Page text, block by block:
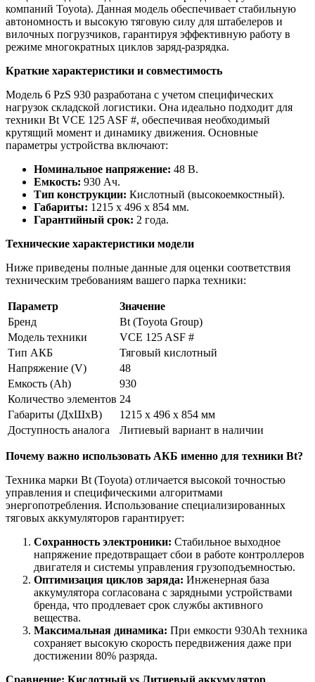
компаний Toyota). Данная модель обеспечивает стабильную
автономность и высокую тяговую силу для штабелеров и
вилочных погрузчиков, гарантируя эффективную работу в
режиме многократных циклов заряд-разрядка.
Краткие характеристики и совместимость
Модель 6 PzS 930 разработана с учетом специфических
нагрузок складской логистики. Она идеально подходит для
техники Bt VCE 125 ASF #, обеспечивая необходимый
крутящий момент и динамику движения. Основные
параметры устройства включают:
Номинальное напряжение: 48 В.
Емкость: 930 Ач.
Тип конструкции: Кислотный (высокоемкостный).
Габариты: 1215 x 496 x 854 мм.
Гарантийный срок: 2 года.
Технические характеристики модели
Ниже приведены полные данные для оценки соответствия
техническим требованиям вашего парка техники:
Параметр
Значение
Бренд
Bt (Toyota Group)
Модель техники
VCE 125 ASF #
Тип АКБ
Тяговый кислотный
Напряжение (V)
48
Емкость (Ah)
930
Количество элементов 24
Габариты (ДхШхВ)
1215 x 496 x 854 мм
Доступность аналога
Литиевый вариант в наличии
Почему важно использовать АКБ именно для техники Bt?
Техника марки Bt (Toyota) отличается высокой точностью
управления и специфическими алгоритмами
энергопотребления. Использование специализированных
тяговых аккумуляторов гарантирует:
Сохранность электроники: Стабильное выходное
напряжение предотвращает сбои в работе контроллеров
двигателя и системы управления грузоподъемностью.
Оптимизация циклов заряда: Инженерная база
аккумулятора согласована с зарядными устройствами
бренда, что продлевает срок службы активного
вещества.
Максимальная динамика: При емкости 930Ah техника
сохраняет высокую скорость передвижения даже при
достижении 80% разряда.